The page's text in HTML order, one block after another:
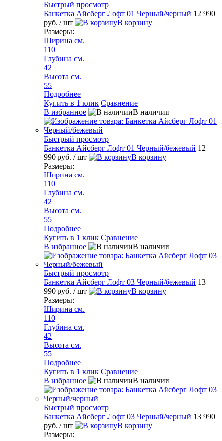
Быстрый просмотр
Банкетка Айсберг Лофт 01 Черный/черный 12 990
руб. / шт
В корзину
Размеры:
Ширина см.
110
Глубина см.
42
Высота см.
55
Подробнее
Купить в 1 клик Сравнение
В избранное
В наличии
Быстрый просмотр
Банкетка Айсберг Лофт 01 Черный/бежевый 12
990 руб. / шт
В корзину
Размеры:
Ширина см.
110
Глубина см.
42
Высота см.
55
Подробнее
Купить в 1 клик Сравнение
В избранное
В наличии
Быстрый просмотр
Банкетка Айсберг Лофт 03 Черный/бежевый 13
990 руб. / шт
В корзину
Размеры:
Ширина см.
110
Глубина см.
42
Высота см.
55
Подробнее
Купить в 1 клик Сравнение
В избранное
В наличии
Быстрый просмотр
Банкетка Айсберг Лофт 03 Черный/черный 13 990
руб. / шт
В корзину
Размеры: